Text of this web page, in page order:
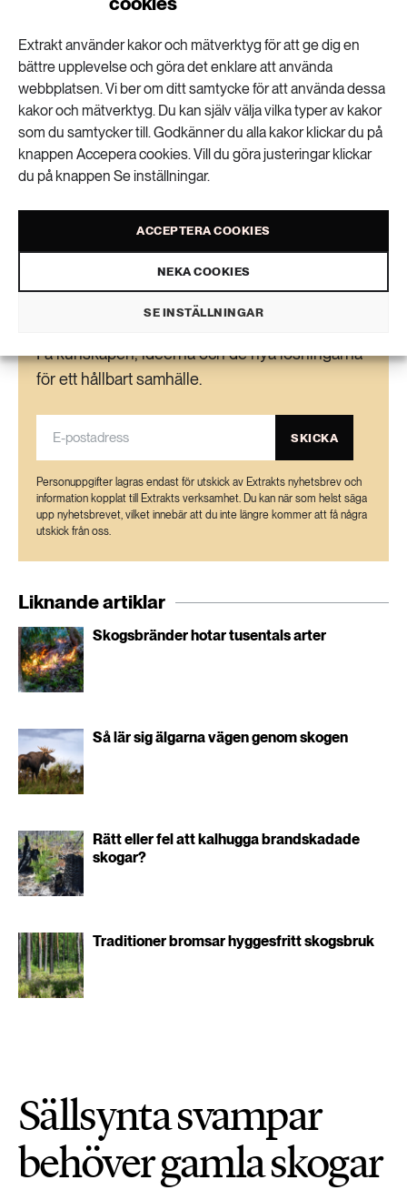
Extrakt använder kakor och mätverktyg för att ge dig en
bättre upplevelse och göra det enklare att använda
webbplatsen. Vi ber om ditt samtycke för att använda dessa
kakor och mätverktyg. Du kan själv välja vilka typer av kakor
som du samtycker till. Godkänner du alla kakor klickar du på
knappen Accepera cookies. Vill du göra justeringar klickar
du på knappen Se inställningar.
ACCEPTERA COOKIES
NEKA COOKIES
SE INSTÄLLNINGAR
säger Johan Wester.
Beatrice Rindevall
VISA KOMMENTARER (6) OCH DELA
Få kunskapen, idéerna och de nya lösningarna
för ett hållbart samhälle.
SKICKA
Personuppgifter lagras endast för utskick av Extrakts nyhetsbrev och
information kopplat till Extrakts verksamhet. Du kan när som helst säga
upp nyhetsbrevet, vilket innebär att du inte längre kommer att få några
utskick från oss.
Liknande artiklar
Skogsbränder hotar tusentals arter
Så lär sig älgarna vägen genom skogen
Rätt eller fel att kalhugga brandskadade
skogar?
Traditioner bromsar hyggesfritt skogsbruk
Sällsynta svampar
behöver gamla skogar